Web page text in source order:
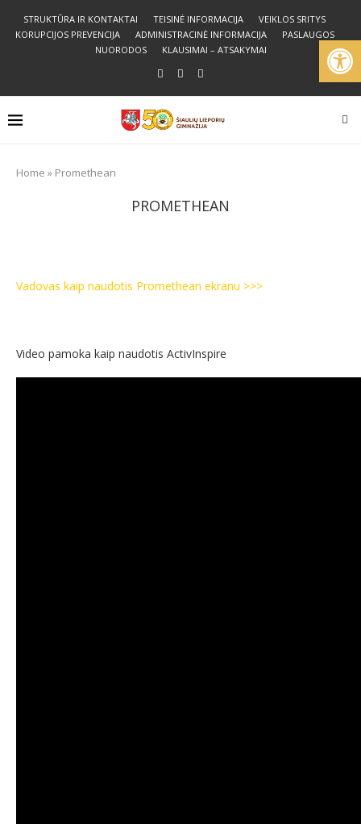
STRUKTŪRA IR KONTAKTAI TEISINĖ INFORMACIJA
VEIKLOS SRITYS
KORUPCIJOS PREVENCIJA
ADMINISTRACINĖ INFORMACIJA
PASLAUGOS
NUORODOS
KLAUSIMAI – ATSAKYMAI
Home » Promethean
PROMETHEAN
Vadovas kaip naudotis Promethean ekranu >>>
Video pamoka kaip naudotis ActivInspire